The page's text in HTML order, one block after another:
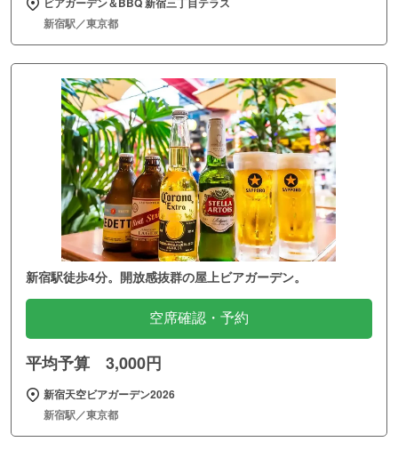
新宿駅／東京都
新宿駅徒歩4分。開放感抜群の屋上ビアガーデン。
空席確認・予約
平均予算 3,000円
新宿天空ビアガーデン2026
新宿駅／東京都